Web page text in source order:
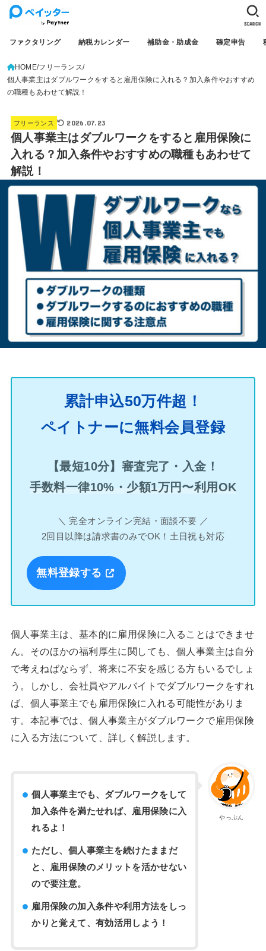
ファクタリング 納税カレンダー 補助金・助成金 確定申告
SEARCH
HOME フリーランス
個人事業主はダブルワークをすると雇用保険に入れる？加入条件やおすすめ
の職種もあわせて解説！
フリーランス 2026.07.23
個人事業主はダブルワークをすると雇用保険に
入れる？加入条件やおすすめの職種もあわせて
解説！
累計申込50万件超！
ペイトナーに無料会員登録
【最短10分】審査完了・入金！
手数料一律10%・少額1万円〜利用OK
＼ 完全オンライン完結・面談不要 ／
2回目以降は請求書のみでOK！土日祝も対応
無料登録する
個人事業主は、基本的に雇用保険に入ることはできませ
ん。そのほかの福利厚生に関しても、個人事業主は自分
で考えねばならず、将来に不安を感じる方もいるでしょ
う。しかし、会社員やアルバイトでダブルワークをすれ
ば、個人事業主でも雇用保険に入れる可能性がありま
す。本記事では、個人事業主がダブルワークで雇用保険
に入る方法について、詳しく解説します。
やっぷん
個人事業主でも、ダブルワークをして
加入条件を満たせれば、雇用保険に入
れるよ！
ただし、個人事業主を続けたままだ
と、雇用保険のメリットを活かせない
ので要注意。
雇用保険の加入条件や利用方法をしっ
かりと覚えて、有効活用しよう！